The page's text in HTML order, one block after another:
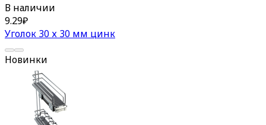
В наличии
9.29₽
Уголок 30 х 30 мм цинк
Новинки